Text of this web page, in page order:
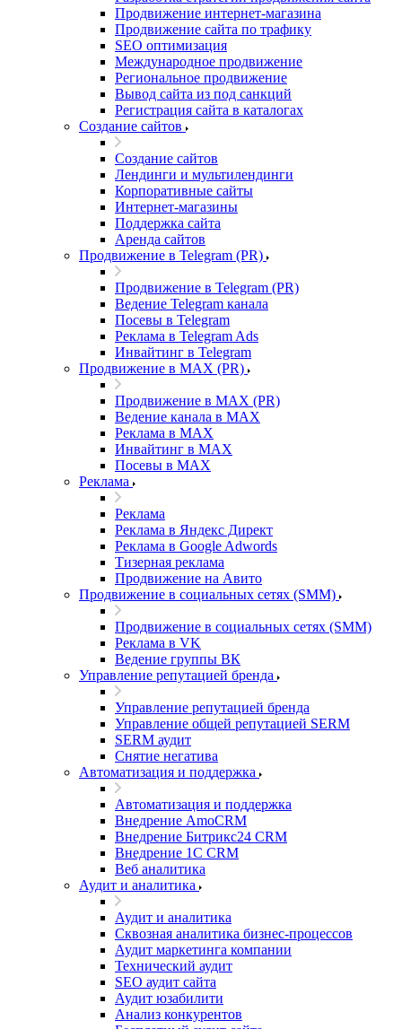
Продвижение интернет-магазина
Продвижение сайта по трафику
SEO оптимизация
Международное продвижение
Региональное продвижение
Вывод сайта из под санкций
Регистрация сайта в каталогах
Создание сайтов
Создание сайтов
Лендинги и мультилендинги
Корпоративные сайты
Интернет-магазины
Поддержка сайта
Аренда сайтов
Продвижение в Telegram (PR)
Продвижение в Telegram (PR)
Ведение Telegram канала
Посевы в Telegram
Реклама в Telegram Ads
Инвайтинг в Telegram
Продвижение в MAX (PR)
Продвижение в MAX (PR)
Ведение канала в MAX
Реклама в MAX
Инвайтинг в MAX
Посевы в MAX
Реклама
Реклама
Реклама в Яндекс Директ
Реклама в Google Adwords
Тизерная реклама
Продвижение на Авито
Продвижение в социальных сетях (SMM)
Продвижение в социальных сетях (SMM)
Реклама в VK
Ведение группы ВК
Управление репутацией бренда
Управление репутацией бренда
Управление общей репутацией SERM
SERM аудит
Снятие негатива
Автоматизация и поддержка
Автоматизация и поддержка
Внедрение AmoCRM
Внедрение Битрикс24 CRM
Внедрение 1C CRM
Веб аналитика
Аудит и аналитика
Аудит и аналитика
Сквозная аналитика бизнес-процессов
Аудит маркетинга компании
Технический аудит
SEO аудит сайта
Аудит юзабилити
Анализ конкурентов